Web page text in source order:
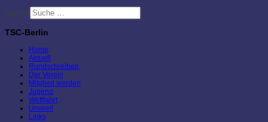
Suchen
TSC-Berlin
Home
Aktuell
Rundschreiben
Der Verein
Mitglied werden
Jugend
Wettfahrt
Umwelt
Links